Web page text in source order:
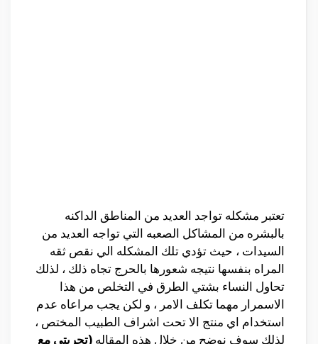
تعتبر مشكله تواجد العديد من المناطق الداكنه
بالبشره من المشاكل الصعبه التي تواجه العديد من
السيدات ، حيث تؤدي تلك المشكله الي نقص ثقه
المراه بنفسها نتيجه شعورها بالحرج تجاه ذلك ، لذلك
تحاول النساء بشتي الطرق في التخلص من هذا
الاسمرار مهما تكلف الامر ، و لكن يجب مراعاه عدم
استخدام اي منتج الا تحت اشراف الطبيب المختص ،
لذلك سوف نوضح من خلال هذه المقاله (تجربتى مع